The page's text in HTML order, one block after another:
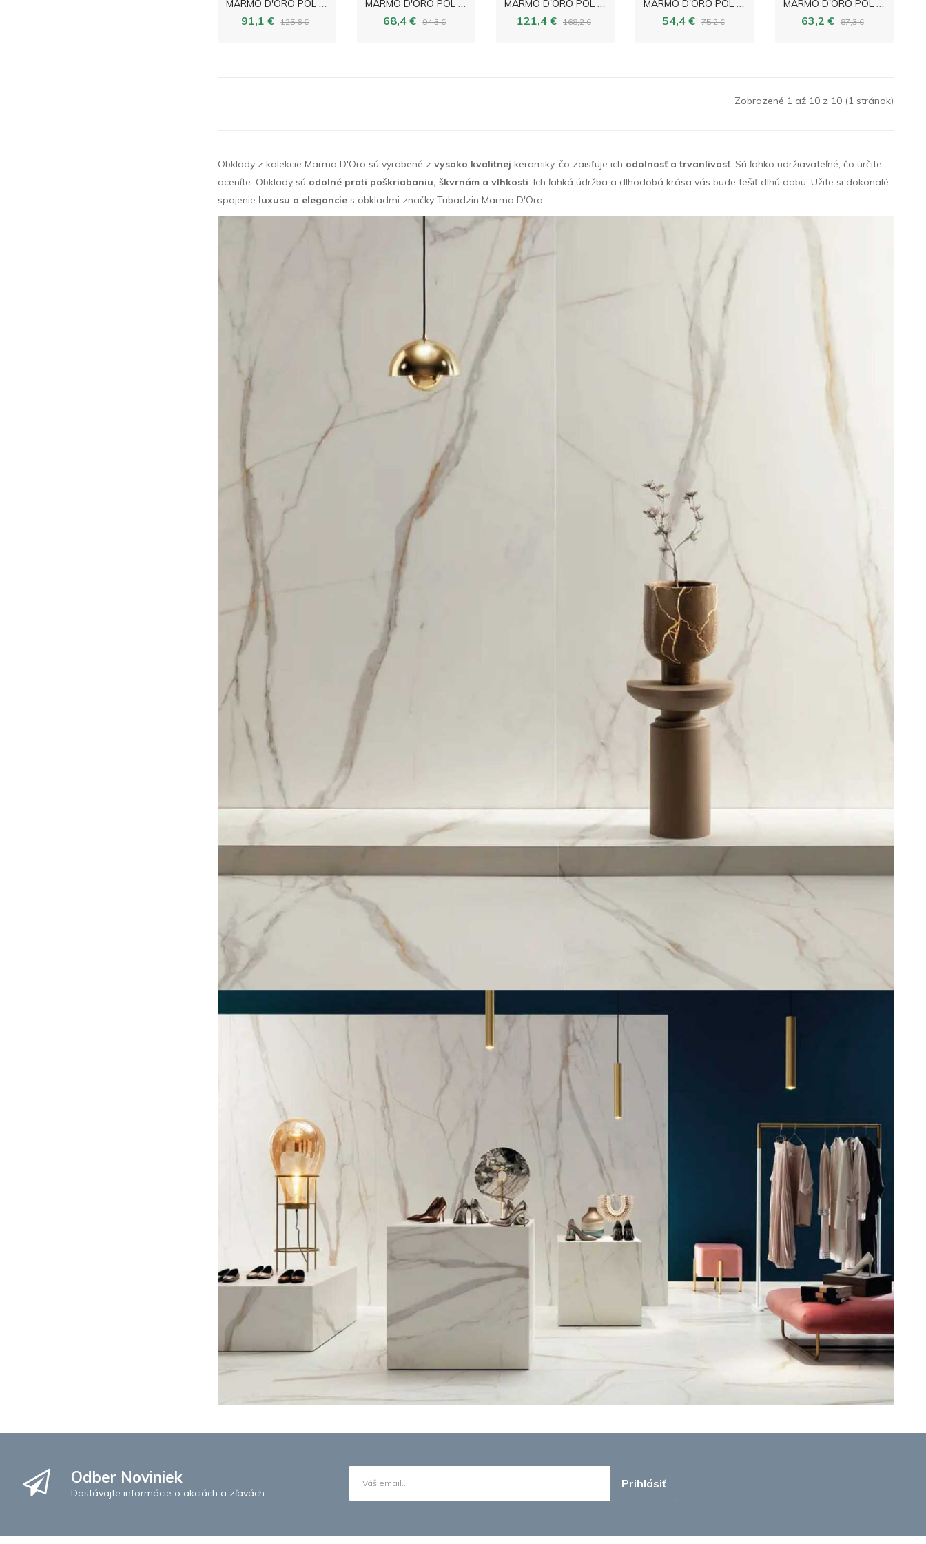
91,1 € 125,6 € 68,4 € 94,3 € 121,4 € 168,2 € 54,4 € 75,2 € 63,2 € 87,3 €
Zobrazené 1 až 10 z 10 (1 stránok)
Obklady z kolekcie Marmo D'Oro sú vyrobené z vysoko kvalitnej keramiky, čo zaisťuje ich odolnosť a trvanlivosť. Sú ľahko udržiavateľné, čo určite
oceníte. Obklady sú odolné proti poškriabaniu, škvrnám a vlhkosti. Ich ľahká údržba a dlhodobá krása vás bude tešiť dlhú dobu. Užite si dokonalé
spojenie luxusu a elegancies obkladmi značky Tubadzin Marmo D'Oro.
Odber Noviniek
Dostávajte informácie o akciách a zľavách.
Prihlásiť